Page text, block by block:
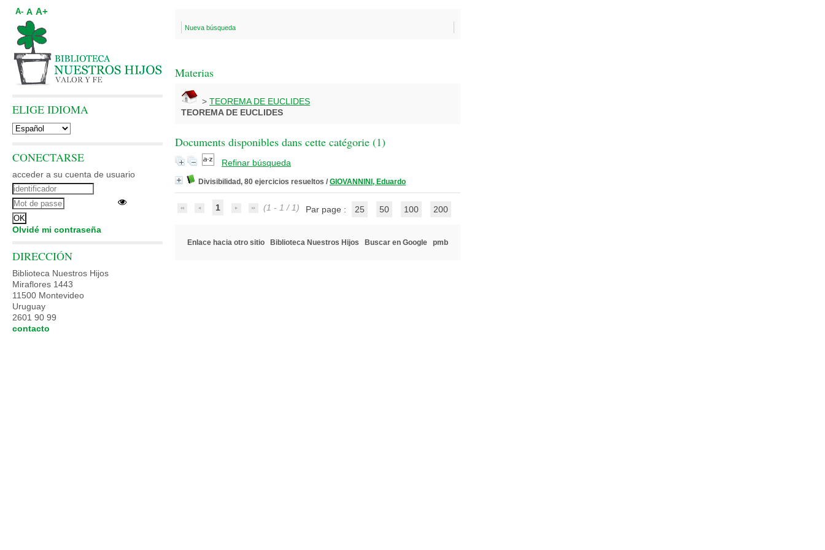
Nueva búsqueda
Materias
> TEOREMA DE EUCLIDES
TEOREMA DE EUCLIDES
Documents disponibles dans cette catégorie (1)
Refinar búsqueda
Divisibilidad, 80 ejercicios resueltos / GIOVANNINI, Eduardo
1 (1 - 1 / 1) Par page : 25 50 100 200
Enlace hacia otro sitio Biblioteca Nuestros Hijos Buscar en Google pmb
A- A A+
ELIGE IDIOMA
CONECTARSE
acceder a su cuenta de usuario
Olvidé mi contraseña
DIRECCIÓN
Biblioteca Nuestros Hijos
Miraflores 1443
11500 Montevideo
Uruguay
2601 90 99
contacto